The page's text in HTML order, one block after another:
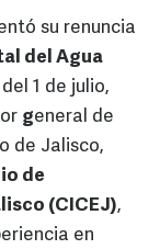
su renuncia
del Agua
1 de julio,
general de
de Jalisco,
de
(CICEJ),
en